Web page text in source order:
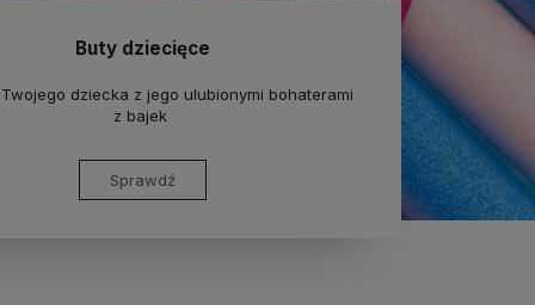
Buty dziecięce
dziecka z jego ulubionymi bohaterami
z bajek
Sprawdź